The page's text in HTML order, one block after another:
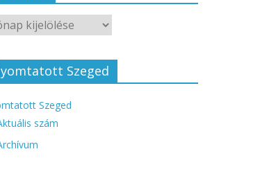
Szeged
Szeged
szám